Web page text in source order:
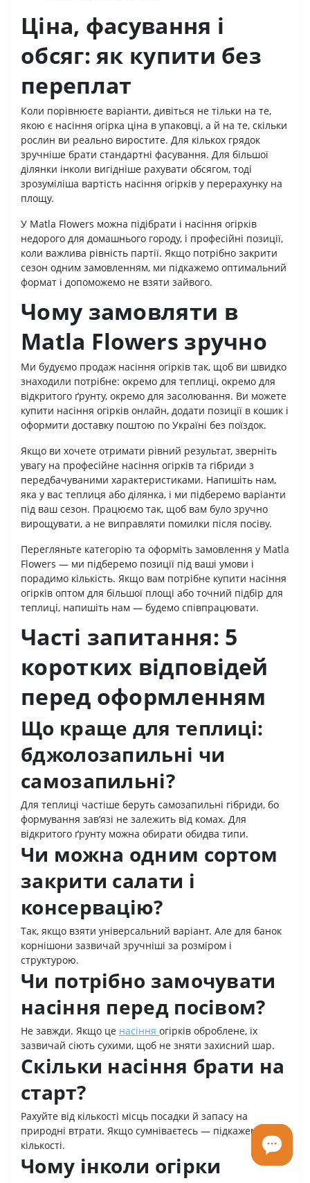
Ціна, фасування і
обсяг: як купити без
переплат
Коли порівнюєте варіанти, дивіться не тільки на те,
якою є насіння огірка ціна в упаковці, а й на те, скільки
рослин ви реально виростите. Для кількох грядок
зручніше брати стандартні фасування. Для більшої
ділянки інколи вигідніше рахувати обсягом, тоді
зрозуміліша вартість насіння огірків у перерахунку на
площу.
У Matla Flowers можна підібрати і насіння огірків
недорого для домашнього городу, і професійні позиції,
коли важлива рівність партії. Якщо потрібно закрити
сезон одним замовленням, ми підкажемо оптимальний
формат і допоможемо не взяти зайвого.
Чому замовляти в
Matla Flowers зручно
Ми будуємо продаж насіння огірків так, щоб ви швидко
знаходили потрібне: окремо для теплиці, окремо для
відкритого ґрунту, окремо для засолювання. Ви можете
купити насіння огірків онлайн, додати позиції в кошик і
оформити доставку поштою по Україні без поїздок.
Якщо ви хочете отримати рівний результат, зверніть
увагу на професійне насіння огірків та гібриди з
передбачуваними характеристиками. Напишіть нам,
яка у вас теплиця або ділянка, і ми підберемо варіанти
під ваш сезон. Працюємо так, щоб вам було зручно
вирощувати, а не виправляти помилки після посіву.
Перегляньте категорію та оформіть замовлення у Matla
Flowers — ми підберемо позиції під ваші умови і
порадимо кількість. Якщо вам потрібне купити насіння
огірків оптом для більшої площі або точний підбір для
теплиці, напишіть нам — будемо співпрацювати.
Часті запитання: 5
коротких відповідей
перед оформленням
Що краще для теплиці:
бджолозапильні чи
самозапильні?
Для теплиці частіше беруть самозапильні гібриди, бо
формування зав’язі не залежить від комах. Для
відкритого ґрунту можна обирати обидва типи.
Чи можна одним сортом
закрити салати і
консервацію?
Так, якщо взяти універсальний варіант. Але для банок
корнішони зазвичай зручніші за розміром і
структурою.
Чи потрібно замочувати
насіння перед посівом?
Не завжди. Якщо це насіння огірків оброблене, їх
зазвичай сіють сухими, щоб не зняти захисний шар.
Скільки насіння брати на
старт?
Рахуйте від кількості місць посадки й запасу на
природні втрати. Якщо сумніваєтесь — підкажемо по
кількості.
Чому інколи огірки